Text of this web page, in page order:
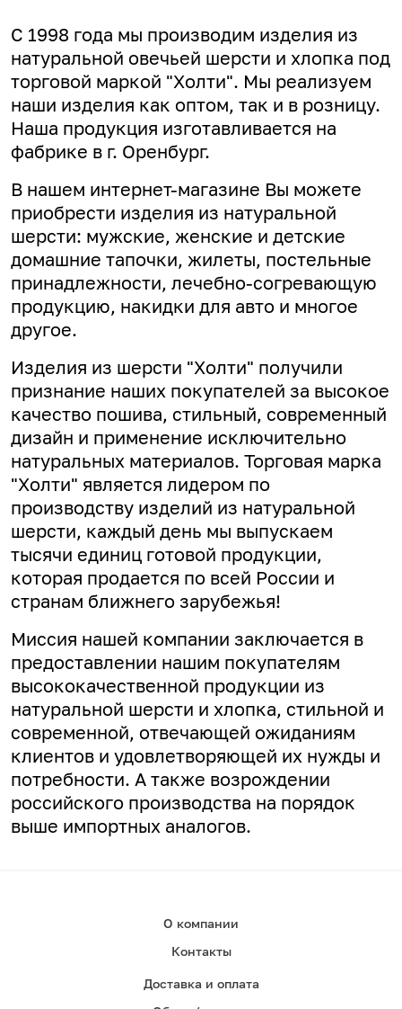
С 1998 года мы производим изделия из
натуральной овечьей шерсти и хлопка под
торговой маркой "Холти". Мы реализуем
наши изделия как оптом, так и в розницу.
Наша продукция изготавливается на
фабрике в г. Оренбург.
В нашем интернет-магазине Вы можете
приобрести изделия из натуральной
шерсти: мужские, женские и детские
домашние тапочки, жилеты, постельные
принадлежности, лечебно-согревающую
продукцию, накидки для авто и многое
другое.
Изделия из шерсти "Холти" получили
признание наших покупателей за высокое
качество пошива, стильный, современный
дизайн и применение исключительно
натуральных материалов. Торговая марка
"Холти" является лидером по
производству изделий из натуральной
шерсти, каждый день мы выпускаем
тысячи единиц готовой продукции,
которая продается по всей России и
странам ближнего зарубежья!
Миссия нашей компании заключается в
предоставлении нашим покупателям
высококачественной продукции из
натуральной шерсти и хлопка, стильной и
современной, отвечающей ожиданиям
клиентов и удовлетворяющей их нужды и
потребности. А также возрождении
российского производства на порядок
выше импортных аналогов.
О компании
Контакты
Доставка и оплата